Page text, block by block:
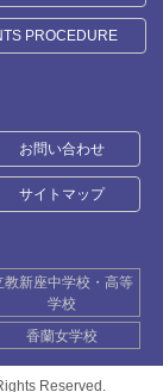
PROCEDURE
お問い合わせ
サイトマップ
教新座中学校・高等
学校
香蘭女学校
Reserved.